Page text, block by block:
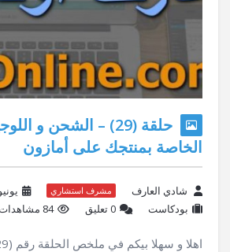
حلقة (29) – الشحن و
الخاصة بمنتجك على أمازون
شادي العارف مشرف استشاري
يونيو 16,
بودكاست
‫0 تعليق 84 مشاهدات